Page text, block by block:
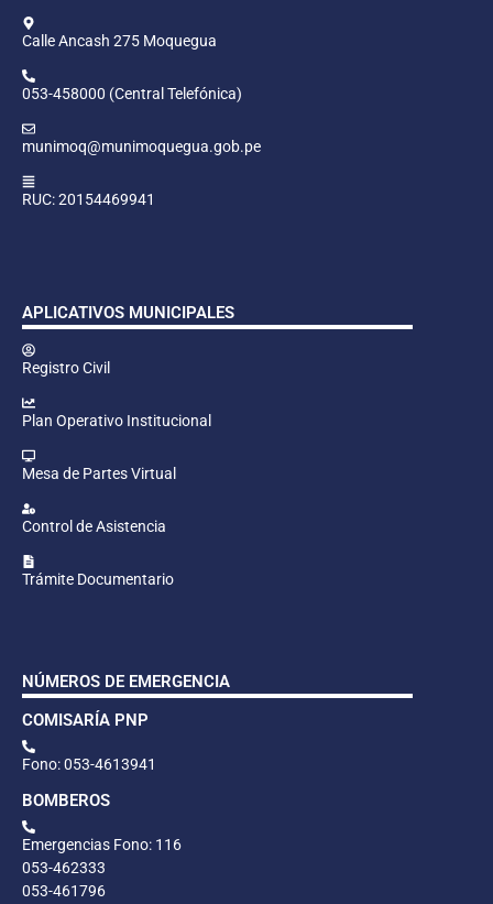
Calle Ancash 275 Moquegua
053-458000 (Central Telefónica)
munimoq@munimoquegua.gob.pe
RUC: 20154469941
APLICATIVOS MUNICIPALES
Registro Civil
Plan Operativo Institucional
Mesa de Partes Virtual
Control de Asistencia
Trámite Documentario
NÚMEROS DE EMERGENCIA
COMISARÍA PNP
Fono: 053-4613941
BOMBEROS
Emergencias Fono: 116
053-462333
053-461796